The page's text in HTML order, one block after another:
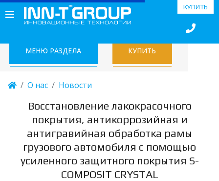
КУПИТЬ
МЕНЮ РАЗДЕЛА КУПИТЬ
О нас Новости
Восстановление лакокрасочного
покрытия, антикоррозийная и
антигравийная обработка рамы
грузового автомобиля с помощью
усиленного защитного покрытия S-
COMPOSIT CRYSTAL